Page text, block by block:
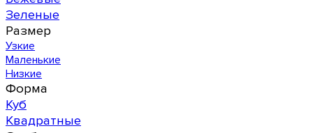
Зеленые
Размер
Узкие
Маленькие
Низкие
Форма
Куб
Квадратные